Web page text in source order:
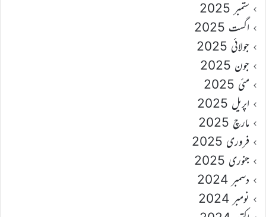
ستمبر 2025
اگست 2025
جولائی 2025
جون 2025
مئی 2025
اپریل 2025
مارچ 2025
فروری 2025
جنوری 2025
دسمبر 2024
نومبر 2024